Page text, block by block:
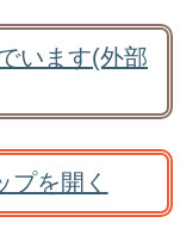
います(外部
プを開く